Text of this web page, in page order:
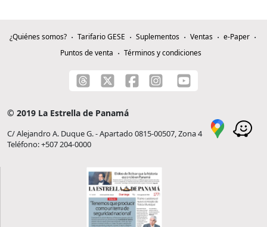
¿Quiénes somos? Tarifario GESE Suplementos Ventas
e-Paper
Puntos de venta
Términos y condiciones
© 2019 La Estrella de Panamá
C/ Alejandro A. Duque G. - Apartado 0815-00507, Zona 4
Teléfono: +507 204-0000